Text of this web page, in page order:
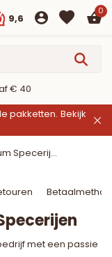
9,6
0
€ 40
pakketten. Bekijk
Specerij...
met een passie